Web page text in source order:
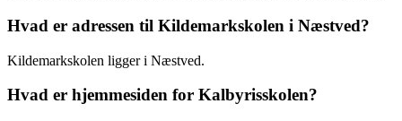
Hvad er adressen til Kildemarkskolen i Næstved?
Kildemarkskolen ligger i Næstved.
Hvad er hjemmesiden for Kalbyrisskolen?